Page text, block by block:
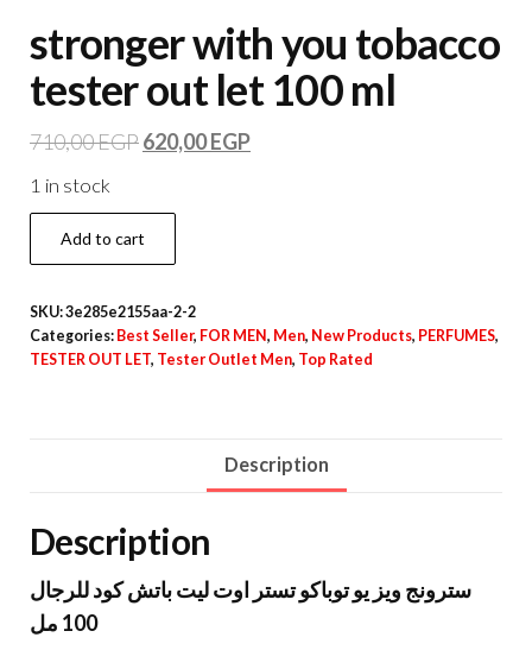
stronger with you tobacco
tester out let 100 ml
710,00EGP620,00EGP
1 in stock
Add to cart
SKU:3e285e2155aa-2-2
Categories: Best Seller, FOR MEN, Men, New Products, PERFUMES,
TESTER OUT LET, Tester Outlet Men, Top Rated
Description
Description
سترونج ويز يو توباكو تستر اوت ليت باتش كود للرجال
100 مل